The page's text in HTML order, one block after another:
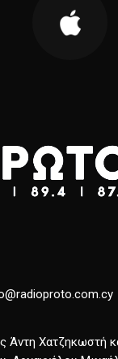
Χατζηκωστή